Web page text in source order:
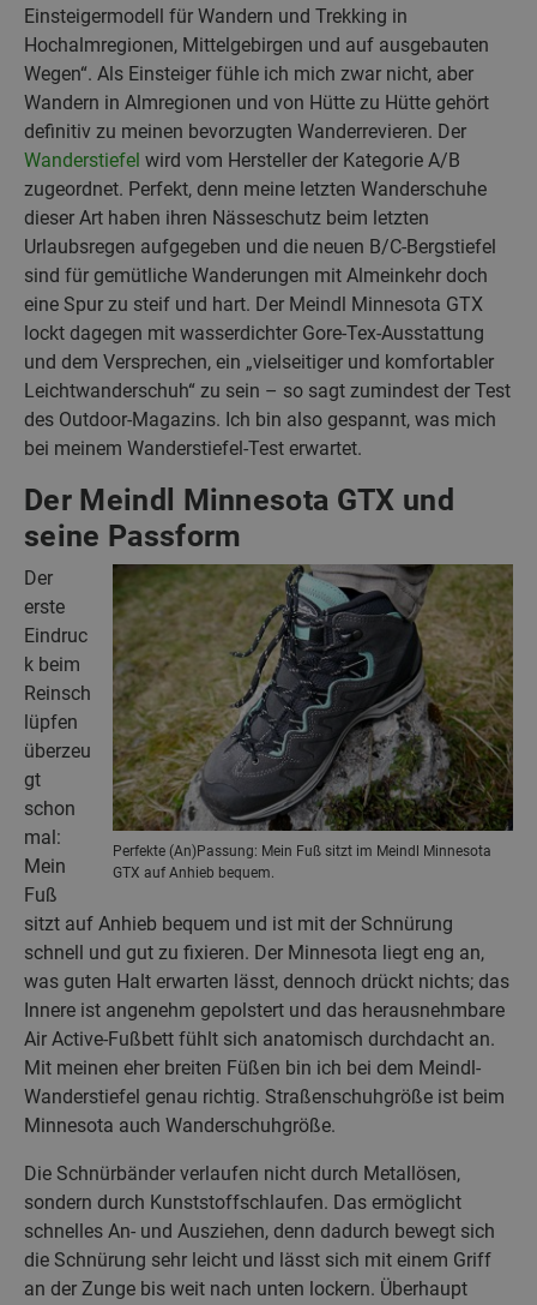
Einsteigermodell für Wandern und Trekking in
Hochalmregionen, Mittelgebirgen und auf ausgebauten
Wegen“. Als Einsteiger fühle ich mich zwar nicht, aber
Wandern in Almregionen und von Hütte zu Hütte gehört
definitiv zu meinen bevorzugten Wanderrevieren. Der
Wanderstiefel wird vom Hersteller der Kategorie A/B
zugeordnet. Perfekt, denn meine letzten Wanderschuhe
dieser Art haben ihren Nässeschutz beim letzten
Urlaubsregen aufgegeben und die neuen B/C-Bergstiefel
sind für gemütliche Wanderungen mit Almeinkehr doch
eine Spur zu steif und hart. Der Meindl Minnesota GTX
lockt dagegen mit wasserdichter Gore-Tex-Ausstattung
und dem Versprechen, ein „vielseitiger und komfortabler
Leichtwanderschuh“ zu sein – so sagt zumindest der Test
des Outdoor-Magazins. Ich bin also gespannt, was mich
bei meinem Wanderstiefel-Test erwartet.
Der Meindl Minnesota GTX und
seine Passform
Perfekte (An)Passung: Mein Fuß sitzt im Meindl Minnesota
GTX auf Anhieb bequem.
Der
erste
Eindruc
k beim
Reinsch
lüpfen
überzeu
gt
schon
mal:
Mein
Fuß
sitzt auf Anhieb bequem und ist mit der Schnürung
schnell und gut zu fixieren. Der Minnesota liegt eng an,
was guten Halt erwarten lässt, dennoch drückt nichts; das
Innere ist angenehm gepolstert und das herausnehmbare
Air Active-Fußbett fühlt sich anatomisch durchdacht an.
Mit meinen eher breiten Füßen bin ich bei dem Meindl-
Wanderstiefel genau richtig. Straßenschuhgröße ist beim
Minnesota auch Wanderschuhgröße.
Die Schnürbänder verlaufen nicht durch Metallösen,
sondern durch Kunststoffschlaufen. Das ermöglicht
schnelles An- und Ausziehen, denn dadurch bewegt sich
die Schnürung sehr leicht und lässt sich mit einem Griff
an der Zunge bis weit nach unten lockern. Überhaupt